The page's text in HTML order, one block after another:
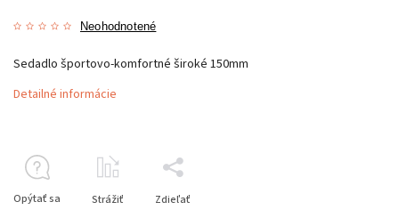
Neohodnotené
Sedadlo športovo-komfortné široké 150mm
Detailné informácie
Opýtať sa Strážiť Zdieľať